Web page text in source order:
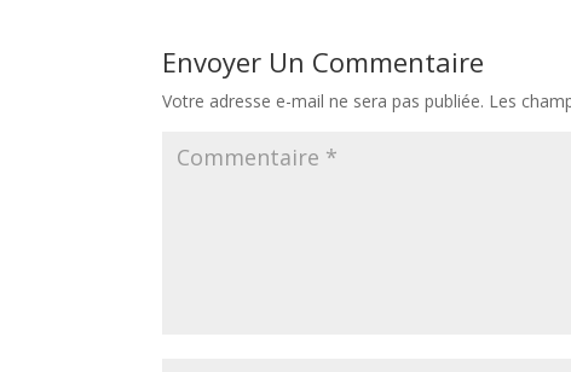
Envoyer Un Commentaire
Votre adresse e-mail ne sera pas publiée. Les